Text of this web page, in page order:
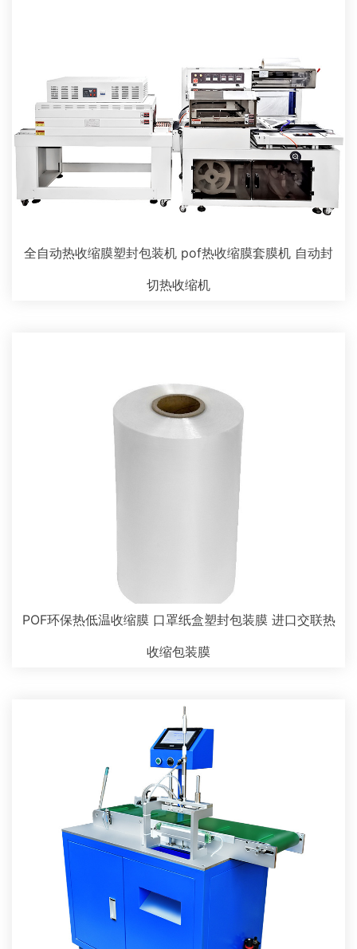
全自动热收缩膜塑封包装机 pof热收缩膜套膜机 自动封
切热收缩机
POF环保热低温收缩膜 口罩纸盒塑封包装膜 进口交联热
收缩包装膜